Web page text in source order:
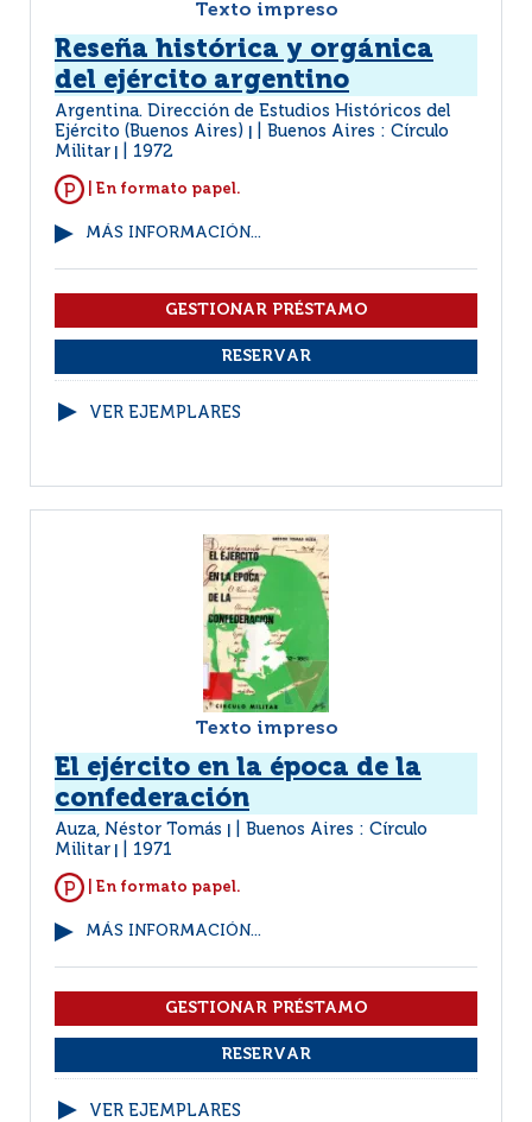
Texto impreso
Reseña histórica y orgánica
del ejército argentino
Argentina. Dirección de Estudios Históricos del
Ejército (Buenos Aires)
Buenos Aires : Círculo
Militar
1972
| En formato papel.
MÁS INFORMACIÓN...
VER EJEMPLARES
Texto impreso
El ejército en la época de la
confederación
Auza, Néstor Tomás
Buenos Aires : Círculo
Militar
1971
| En formato papel.
MÁS INFORMACIÓN...
VER EJEMPLARES